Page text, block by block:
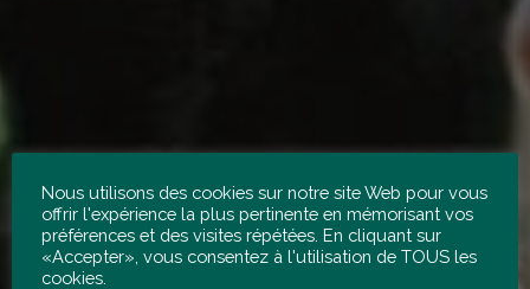
Nous utilisons des cookies sur notre site Web pour vous
offrir l'expérience la plus pertinente en mémorisant vos
préférences et des visites répétées. En cliquant sur
«Accepter», vous consentez à l'utilisation de TOUS les
cookies.